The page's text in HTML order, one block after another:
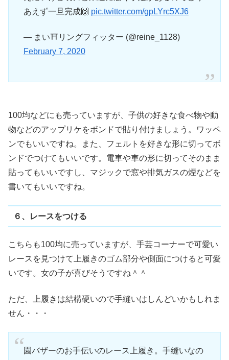
あえず一旦完成🙌 pic.twitter.com/gpLYrc5XJ6
— まい⛩リングフィッター (@reine_1128)
February 7, 2020
100均などにも売っていますが、子供の好きな食べ物や動
物などのアップリケをボンドで貼り付けましょう。ワッペ
ンでもいいですね。また、フェルトを好きな形に切ってボ
ンドでつけてもいいです。電車や車の形に切ってそのまま
貼ってもいいですし、マジックで窓や排気ガスの煙などを
書いてもいいですね。
６、レースをつける
こちらも100均に売っていますが、手芸コーナーで可愛い
レースを見つけて上履きのゴム部分や側面につけると可愛
いです。女の子が喜びそうですね＾＾
ただ、上履きは結構硬いので手縫いはしんどいかもしれま
せん・・・
園バザーのお手伝いのレース上履き。手縫いなの